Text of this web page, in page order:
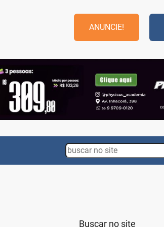
ANUNCIE!
Search
Buscar no site